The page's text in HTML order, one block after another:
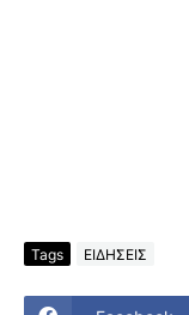
Tags ΕΙΔΗΣΕΙΣ